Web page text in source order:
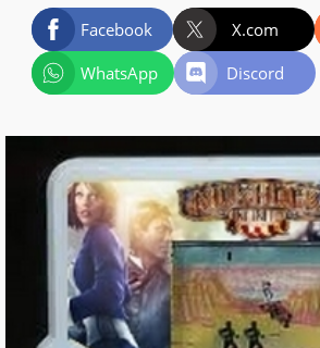
Facebook X.com
WhatsApp
Discord